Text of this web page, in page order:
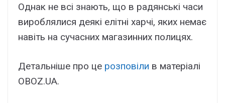
Однак не всі знають, що в радянські часи
вироблялися деякі елітні харчі, яких немає
навіть на сучасних магазинних полицях.
Детальніше про це розповіли в матеріалі
OBOZ.UA.